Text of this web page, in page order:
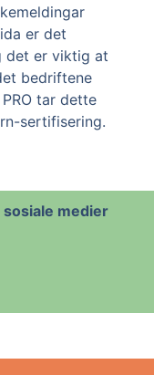
er det
det er viktig at
bedriftene
tar dette
sertifisering.
medier